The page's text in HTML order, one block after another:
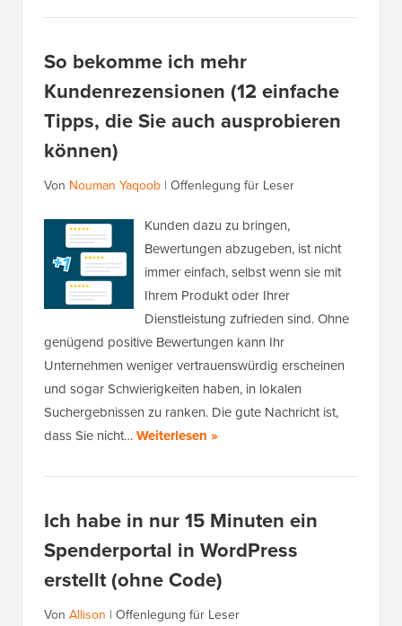
So bekomme ich mehr
Kundenrezensionen (12 einfache
Tipps, die Sie auch ausprobieren
können)
Von Nouman Yaqoob | Offenlegung für Leser
Kunden dazu zu bringen,
Bewertungen abzugeben, ist nicht
immer einfach, selbst wenn sie mit
Ihrem Produkt oder Ihrer
Dienstleistung zufrieden sind. Ohne
genügend positive Bewertungen kann Ihr
Unternehmen weniger vertrauenswürdig erscheinen
und sogar Schwierigkeiten haben, in lokalen
Suchergebnissen zu ranken. Die gute Nachricht ist,
dass Sie nicht…Weiterlesen »
Ich habe in nur 15 Minuten ein
Spenderportal in WordPress
erstellt (ohne Code)
Von Allison | Offenlegung für Leser